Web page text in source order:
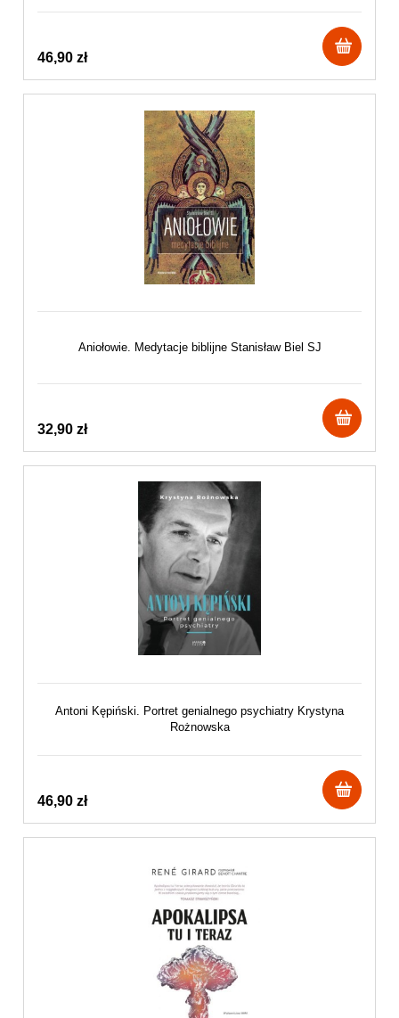
46,90 zł
Aniołowie. Medytacje biblijne Stanisław Biel SJ
32,90 zł
Antoni Kępiński. Portret genialnego psychiatry Krystyna
Rożnowska
46,90 zł